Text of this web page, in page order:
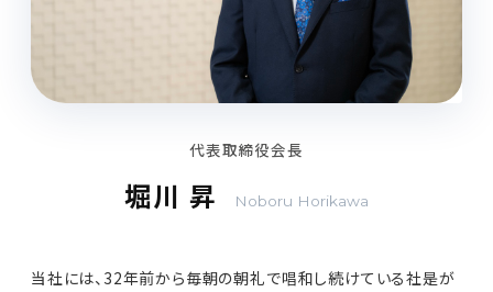
当社には、32年前から毎朝の朝礼で唱和し続けている社是が
代表取締役会長
堀川 昇 Noboru Horikawa